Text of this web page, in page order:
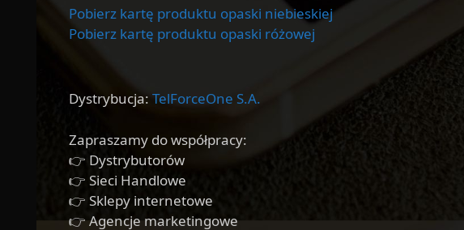
Pobierz kartę produktu opaski niebieskiej
Pobierz kartę produktu opaski różowej
Dystrybucja: TelForceOne S.A.
Zapraszamy do współpracy:
👉 Dystrybutorów
👉 Sieci Handlowe
👉 Sklepy internetowe
👉 Agencje marketingowe